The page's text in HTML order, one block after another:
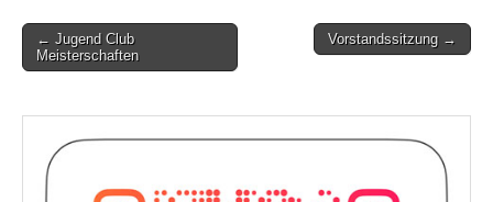
Post
navigation
← Jugend Club
Meisterschaften
Vorstandssitzung →